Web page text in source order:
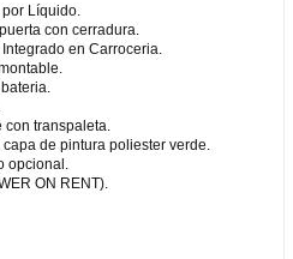
Líquido.
con cerradura.
en Carroceria.
transpaleta.
de pintura poliester verde.
opcional.
ON RENT).